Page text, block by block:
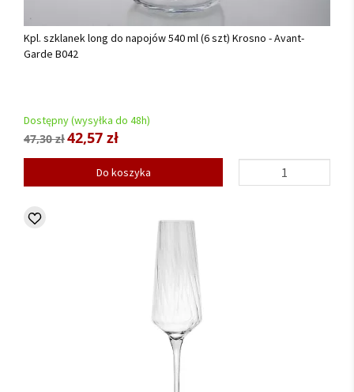
Kpl. szklanek long do napojów 540 ml (6 szt) Krosno - Avant-
Garde B042
Dostępny (wysyłka do 48h)
47,30 zł42,57 zł
Do koszyka